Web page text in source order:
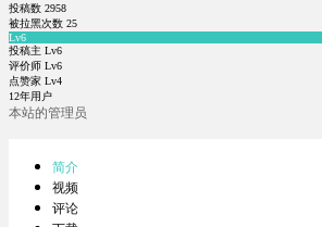
投稿数 2958
被拉黑次数 25
Lv6
投稿主 Lv6
评价师 Lv6
点赞家 Lv4
12年用户
本站的管理员
简介
视频
评论